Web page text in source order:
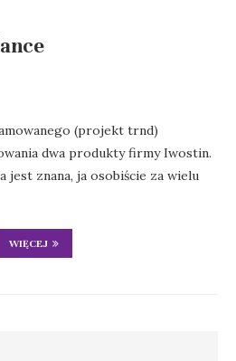
(projekt trnd)
dwa produkty firmy Iwostin.
znana, ja osobiście za wielu
WIĘCEJ